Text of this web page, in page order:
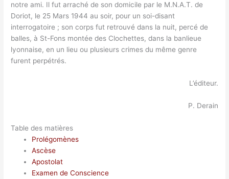
notre ami. Il fut arraché de son domicile par le M.N.A.T. de
Doriot, le 25 Mars 1944 au soir, pour un soi-disant
interrogatoire ; son corps fut retrouvé dans la nuit, percé de
balles, à St-Fons montée des Clochettes, dans la banlieue
lyonnaise, en un lieu ou plusieurs crimes du même genre
furent perpétrés.
L’éditeur.
P. Derain
Table des matières
Prolégomènes
Ascèse
Apostolat
Examen de Conscience